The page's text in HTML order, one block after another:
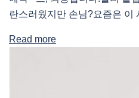
란스러웠지만 손님?요즘은
Read more